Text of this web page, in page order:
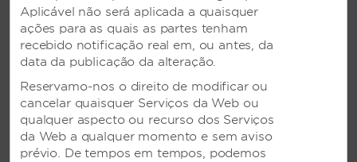
MANTENHA O FOCO
Se você precisar enviar alguns e-mails,
participar de uma chamada de conferência ou
concluir um relatório, nosso centro de
negócios é o local perfeito.
Aplicável não será aplicada a quaisquer
ações para as quais as partes tenham
recebido notificação real em, ou antes, da
data da publicação da alteração.
Reservamo-nos o direito de modificar ou
cancelar quaisquer Serviços da Web ou
qualquer aspecto ou recurso dos Serviços
da Web a qualquer momento e sem aviso
prévio. De tempos em tempos, podemos